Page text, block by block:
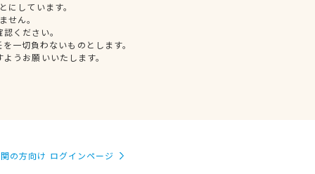
しています。
せん。
ください。
一切負わないものとします。
うお願いいたします。
の方向け ログインページ